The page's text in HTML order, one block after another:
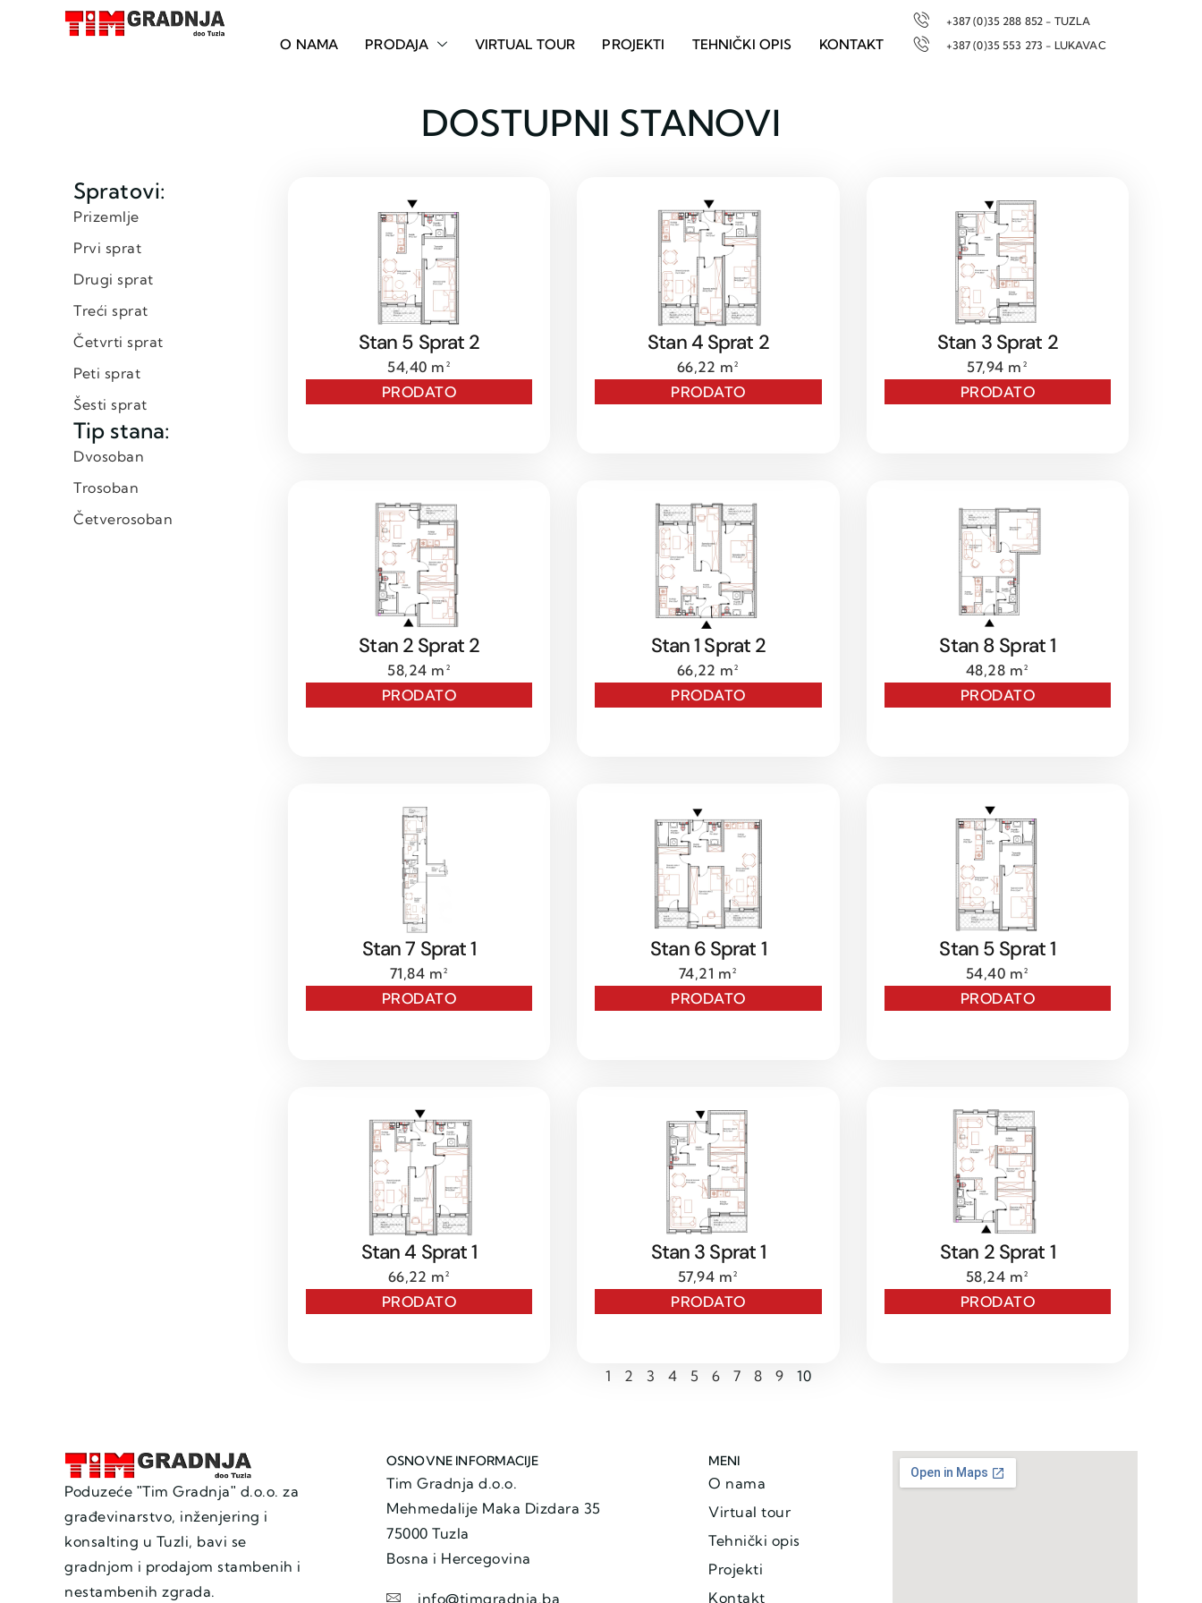
O NAMA PRODAJA VIRTUAL TOUR PROJEKTI TEHNIČKI OPIS KONTAKT
+387 (0)35 288 852 - TUZLA
+387 (0)35 553 273 - LUKAVAC
DOSTUPNI STANOVI
Spratovi:
Prizemlje
Prvi sprat
Drugi sprat
Treći sprat
Četvrti sprat
Peti sprat
Šesti sprat
Tip stana:
Dvosoban
Trosoban
Četverosoban
Stan 5 Sprat 2
54,40 m²
PRODATO
Stan 4 Sprat 2
66,22 m²
PRODATO
Stan 3 Sprat 2
57,94 m²
PRODATO
Stan 2 Sprat 2
58,24 m²
PRODATO
Stan 1 Sprat 2
66,22 m²
PRODATO
Stan 8 Sprat 1
48,28 m²
PRODATO
Stan 7 Sprat 1
71,84 m²
PRODATO
Stan 6 Sprat 1
74,21 m²
PRODATO
Stan 5 Sprat 1
54,40 m²
PRODATO
Stan 4 Sprat 1
66,22 m²
PRODATO
Stan 3 Sprat 1
57,94 m²
PRODATO
Stan 2 Sprat 1
58,24 m²
PRODATO
1 2 3 4 5 6 7 8 9 10
Poduzeće ʺTim Gradnjaʺ d.o.o. za
građevinarstvo, inženjering i
konsalting u Tuzli, bavi se
gradnjom i prodajom stambenih i
nestambenih zgrada.
OSNOVNE INFORMACIJE
Tim Gradnja d.o.o.
Mehmedalije Maka Dizdara 35
75000 Tuzla
Bosna i Hercegovina
info@timgradnja.ba
MENI
O nama
Virtual tour
Tehnički opis
Projekti
Kontakt